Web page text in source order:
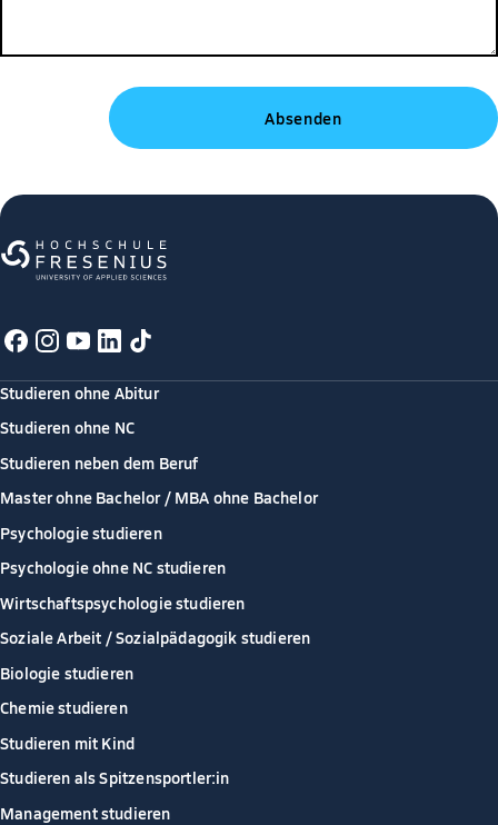
Studieren ohne Abitur
Studieren ohne NC
Studieren neben dem Beruf
Master ohne Bachelor / MBA ohne Bachelor
Psychologie studieren
Psychologie ohne NC studieren
Wirtschaftspsychologie studieren
Soziale Arbeit / Sozialpädagogik studieren
Biologie studieren
Chemie studieren
Studieren mit Kind
Studieren als Spitzensportler:in
Management studieren